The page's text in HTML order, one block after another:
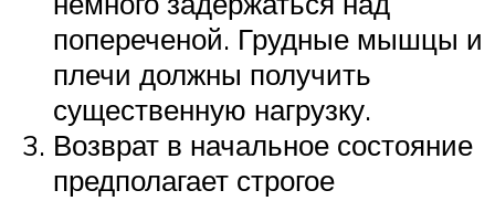
попереченой. Грудные мышцы и
плечи должны получить
существенную нагрузку.
Возврат в начальное состояние
предполагает строгое